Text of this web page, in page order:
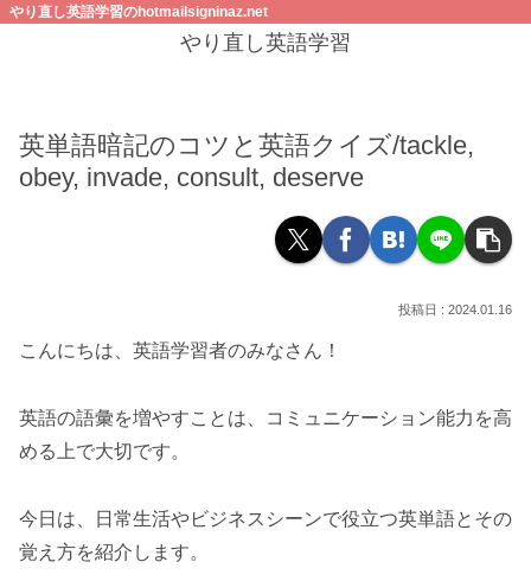
やり直し英語学習のhotmailsigninaz.net
やり直し英語学習
英単語暗記のコツと英語クイズ/tackle,
obey, invade, consult, deserve
2024.01.16
こんにちは、英語学習者のみなさん！
英語の語彙を増やすことは、コミュニケーション能力を高
める上で大切です。
今日は、日常生活やビジネスシーンで役立つ英単語とその
覚え方を紹介します。